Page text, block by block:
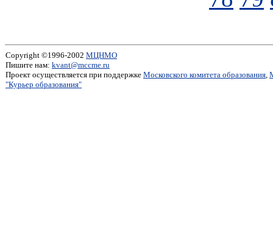
Copyright ©1996-2002 МЦНМО
Пишите нам: kvant@mccme.ru
Проект осуществляется при поддержке Московского комитета образования,
"Курьер образования"